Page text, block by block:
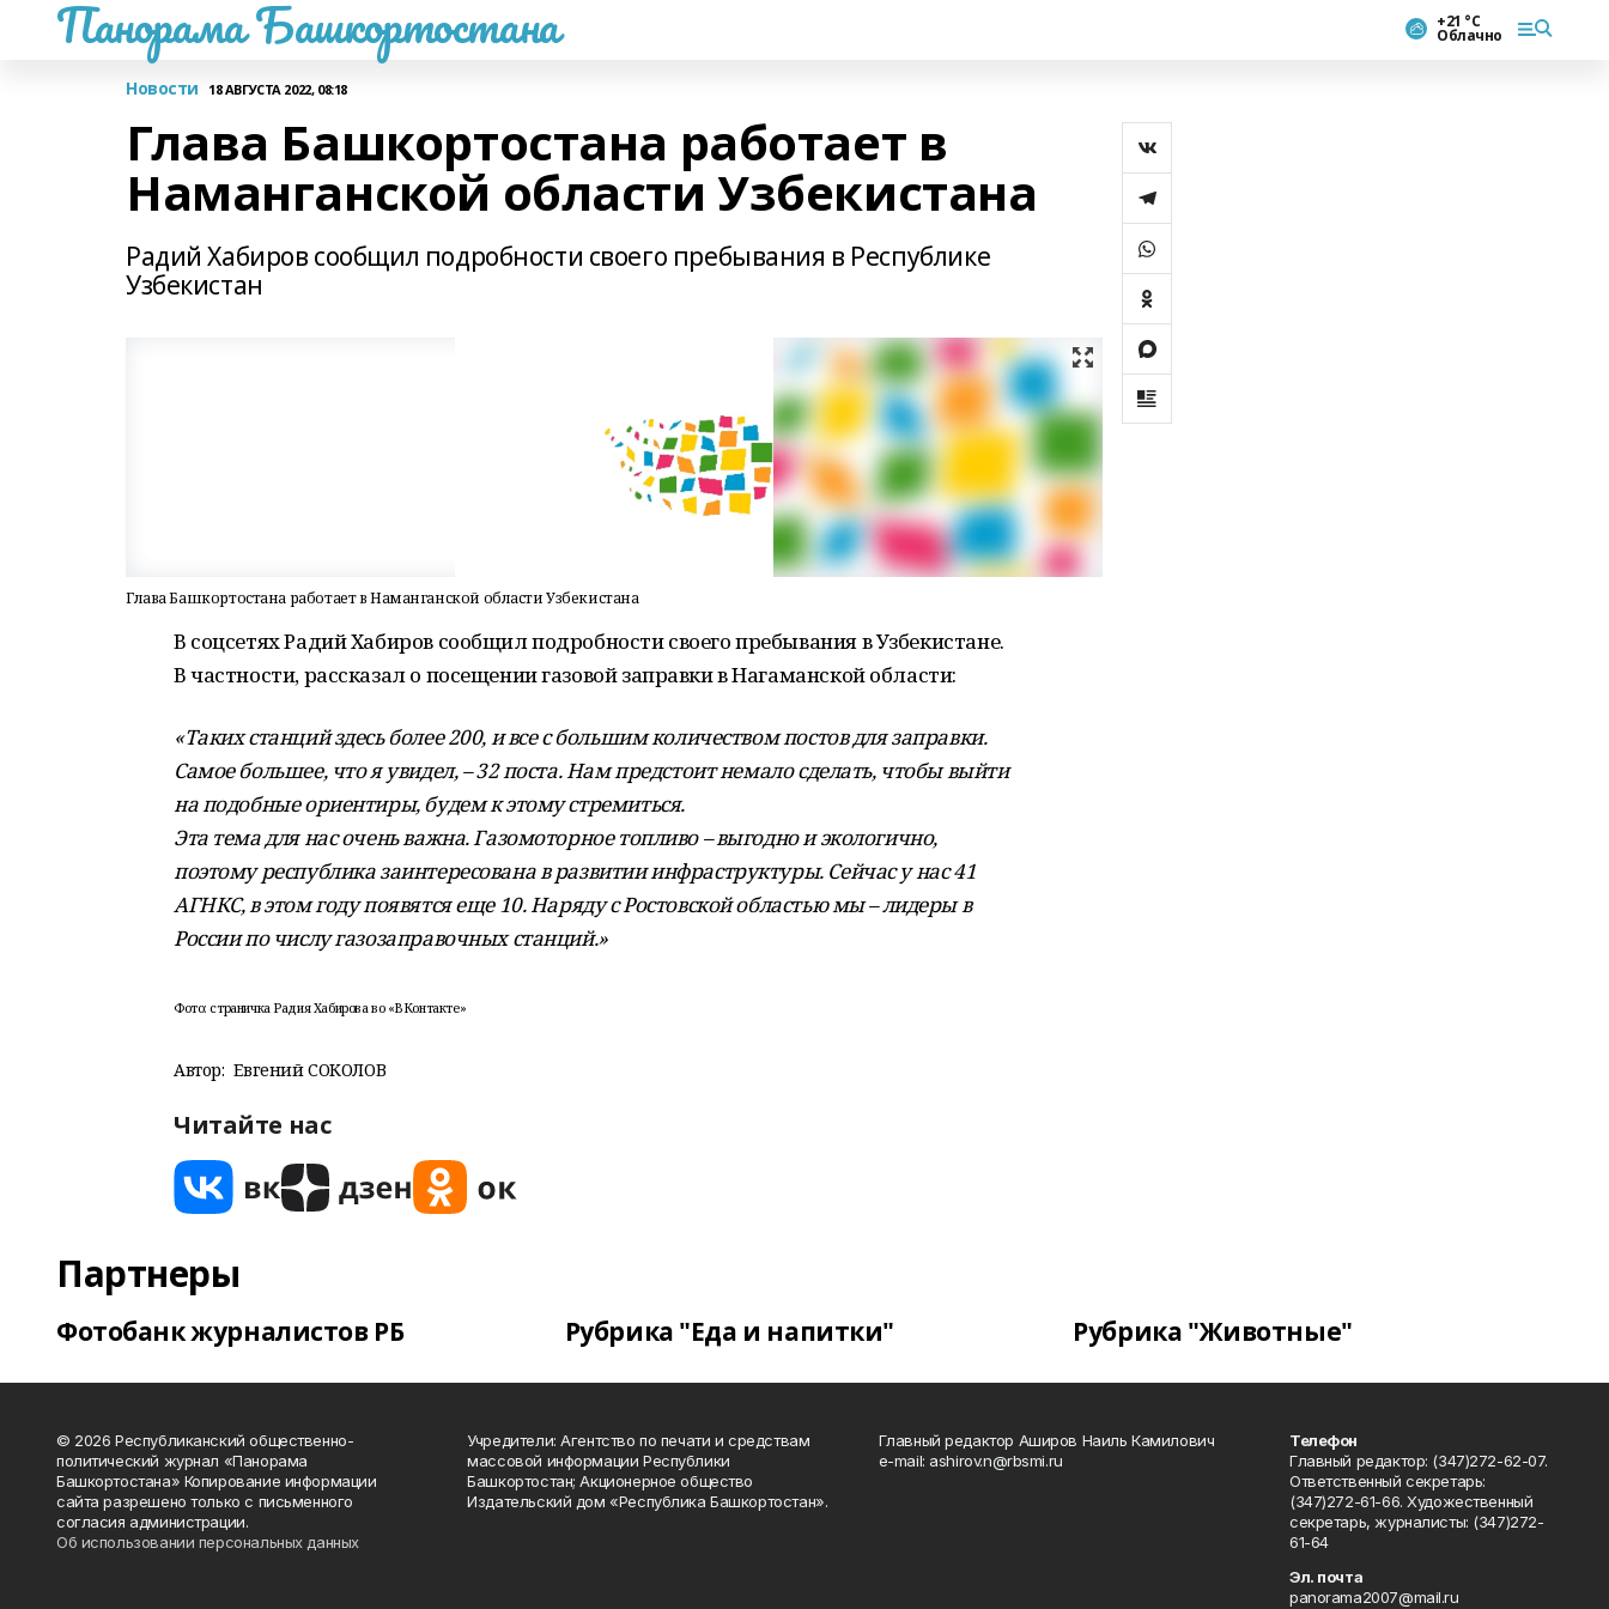
Панорама Башкортостана +21 °С
Облачно
Новости 18 АВГУСТА 2022, 08:18
Глава Башкортостана работает в
Наманганской области Узбекистана
Радий Хабиров сообщил подробности своего пребывания в Республике
Узбекистан
Глава Башкортостана работает в Наманганской области Узбекистана
В соцсетях Радий Хабиров сообщил подробности своего пребывания в Узбекистане.
В частности, рассказал о посещении газовой заправки в Нагаманской области:
«Таких станций здесь более 200, и все с большим количеством постов для заправки.
Самое большее, что я увидел, – 32 поста. Нам предстоит немало сделать, чтобы выйти
на подобные ориентиры, будем к этому стремиться.
Эта тема для нас очень важна. Газомоторное топливо – выгодно и экологично,
поэтому республика заинтересована в развитии инфраструктуры. Сейчас у нас 41
АГНКС, в этом году появятся еще 10. Наряду с Ростовской областью мы – лидеры в
России по числу газозаправочных станций.»
Фото: страничка Радия Хабирова во «ВКонтакте»
Автор: Евгений СОКОЛОВ
Читайте нас
Партнеры
Фотобанк журналистов РБ Рубрика "Еда и напитки" Рубрика "Животные"
© 2026 Республиканский общественно-
политический журнал «Панорама
Башкортостана» Копирование информации
сайта разрешено только с письменного
согласия администрации.
Об использовании персональных данных
Учредители: Агентство по печати и средствам
массовой информации Республики
Башкортостан; Акционерное общество
Издательский дом «Республика Башкортостан».
Главный редактор Аширов Наиль Камилович
e-mail: ashirov.n@rbsmi.ru
Телефон
Главный редактор: (347)272-62-07.
Ответственный секретарь:
(347)272-61-66. Художественный
секретарь, журналисты: (347)272-
61-64
Эл. почта
panorama2007@mail.ru